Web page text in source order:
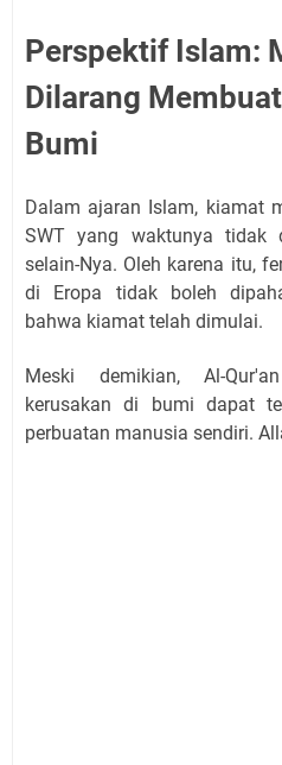
Perspektif Islam:
Dilarang
Bumi
Dalam ajaran Islam, kiamat
SWT yang waktunya tidak
selain-Nya. Oleh karena itu,
di Eropa tidak boleh
bahwa kiamat telah dimulai.
Meski demikian, Al-
kerusakan di bumi dapat
perbuatan manusia sendiri.